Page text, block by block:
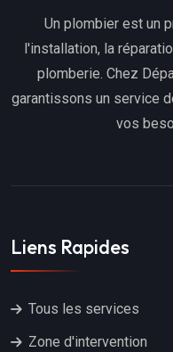
Un plombier est un
l'installation, la
plomberie. Chez
garantissons un service
vos
Liens Rapides
Tous les services
Zone d'intervention